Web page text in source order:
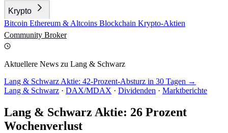
Krypto
Bitcoin Ethereum & Altcoins Blockchain Krypto-Aktien
Community Broker
Aktuellere News zu Lang & Schwarz
Lang & Schwarz Aktie: 42-Prozent-Absturz in 30 Tagen →
Lang & Schwarz · DAX/MDAX · Dividenden · Marktberichte
Lang & Schwarz Aktie: 26 Prozent
Wochenverlust